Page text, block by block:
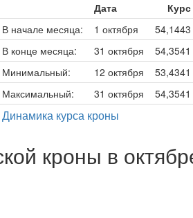
Дата
Курс
В начале месяца:
1 октября
54,1443
В конце месяца:
31 октября
54,3541
Минимальный:
12 октября
53,4341
Максимальный:
31 октября 54,3541
Динамика курса кроны
кроны в